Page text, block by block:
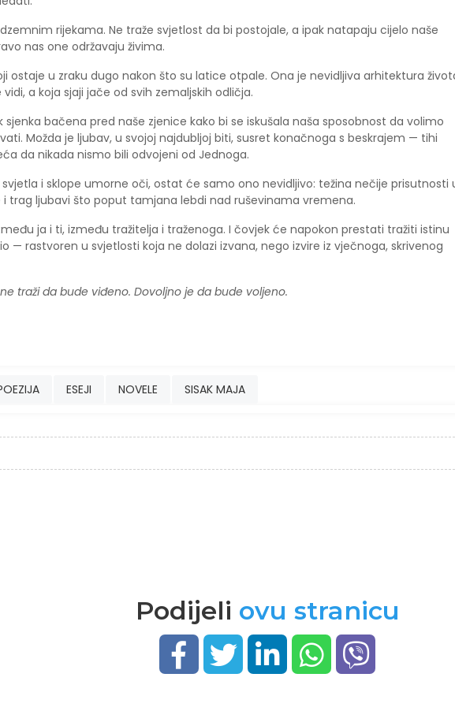
rijekama. Ne traže svjetlost da bi postojale, a ipak natapaju cijelo naše
nas one održavaju živima.
ostaje u zraku dugo nakon što su latice otpale. Ona je nevidljiva arhitektura
a koja sjaji jače od svih zemaljskih odličja.
sjenka bačena pred naše zjenice kako bi se iskušala naša sposobnost da volimo
Možda je ljubav, u svojoj najdubljoj biti, susret konačnoga s beskrajem — tihi
da nikada nismo bili odvojeni od Jednoga.
i sklope umorne oči, ostat će samo ono nevidljivo: težina nečije prisutnosti
i trag ljubavi što poput tamjana lebdi nad ruševinama vremena.
ja i ti, između tražitelja i traženoga. I čovjek će napokon prestati tražiti istinu
— rastvoren u svjetlosti koja ne dolazi izvana, nego izvire iz vječnoga, skrivenog
traži da bude viđeno. Dovoljno je da bude voljeno.
ESEJI NOVELE SISAK MAJA
Podijeli ovu stranicu